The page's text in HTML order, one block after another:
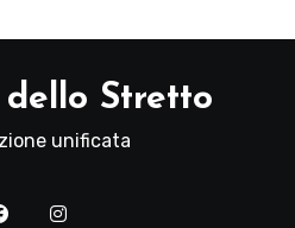
Stretto
unificata